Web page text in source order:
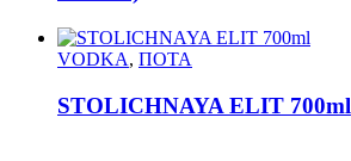
VODKA, ΠΟΤΑ
STOLICHNAYA ELIT 700ml